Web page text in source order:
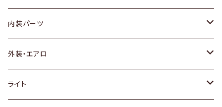
内装パーツ
トヨタ
ホンダ
外装・エアロ
トヨタ
ライト